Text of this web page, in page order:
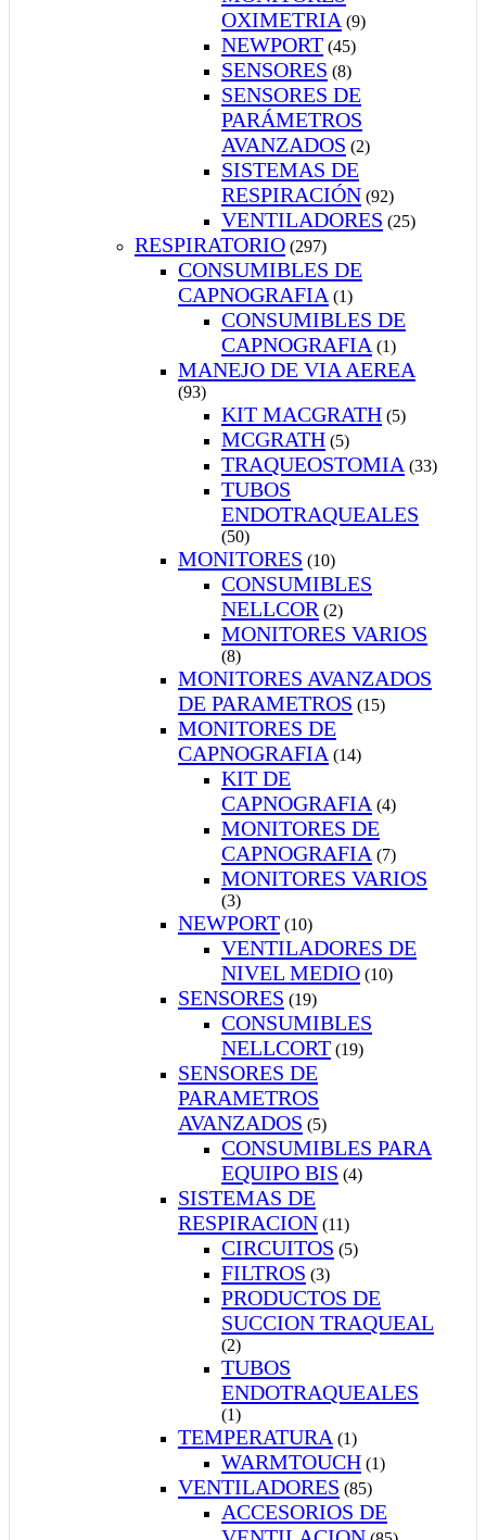
OXIMETRIA (9)
NEWPORT (45)
SENSORES (8)
SENSORES DE
PARÁMETROS
AVANZADOS (2)
SISTEMAS DE
RESPIRACIÓN (92)
VENTILADORES (25)
RESPIRATORIO (297)
CONSUMIBLES DE
CAPNOGRAFIA (1)
CONSUMIBLES DE
CAPNOGRAFIA (1)
MANEJO DE VIA AEREA
(93)
KIT MACGRATH (5)
MCGRATH (5)
TRAQUEOSTOMIA (33)
TUBOS
ENDOTRAQUEALES
(50)
MONITORES (10)
CONSUMIBLES
NELLCOR (2)
MONITORES VARIOS
(8)
MONITORES AVANZADOS
DE PARAMETROS (15)
MONITORES DE
CAPNOGRAFIA (14)
KIT DE
CAPNOGRAFIA (4)
MONITORES DE
CAPNOGRAFIA (7)
MONITORES VARIOS
(3)
NEWPORT (10)
VENTILADORES DE
NIVEL MEDIO (10)
SENSORES (19)
CONSUMIBLES
NELLCORT (19)
SENSORES DE
PARAMETROS
AVANZADOS (5)
CONSUMIBLES PARA
EQUIPO BIS (4)
SISTEMAS DE
RESPIRACION (11)
CIRCUITOS (5)
FILTROS (3)
PRODUCTOS DE
SUCCION TRAQUEAL
(2)
TUBOS
ENDOTRAQUEALES
(1)
TEMPERATURA (1)
WARMTOUCH (1)
VENTILADORES (85)
ACCESORIOS DE